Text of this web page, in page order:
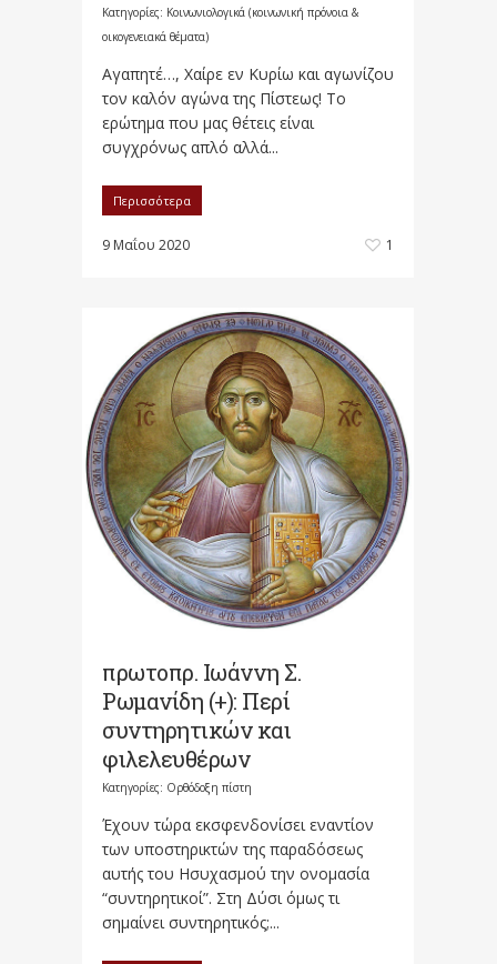
Κατηγορίες: Κοινωνιολογικά (κοινωνική πρόνοια &
οικογενειακά θέματα)
Αγαπητέ…, Χαίρε εν Κυρίω και αγωνίζου
τον καλόν αγώνα της Πίστεως! Το
ερώτημα που μας θέτεις είναι
συγχρόνως απλό αλλά...
Περισσότερα
9 Μαΐου 2020 1
πρωτοπρ. Ιωάννη Σ.
Ρωμανίδη (+): Περί
συντηρητικών και
φιλελευθέρων
Κατηγορίες: Ορθόδοξη πίστη
Έχουν τώρα εκσφενδονίσει εναντίον
των υποστηρικτών της παραδόσεως
αυτής του Ησυχασμού την ονομασία
“συντηρητικοί”. Στη Δύσι όμως τι
σημαίνει συντηρητικός;...